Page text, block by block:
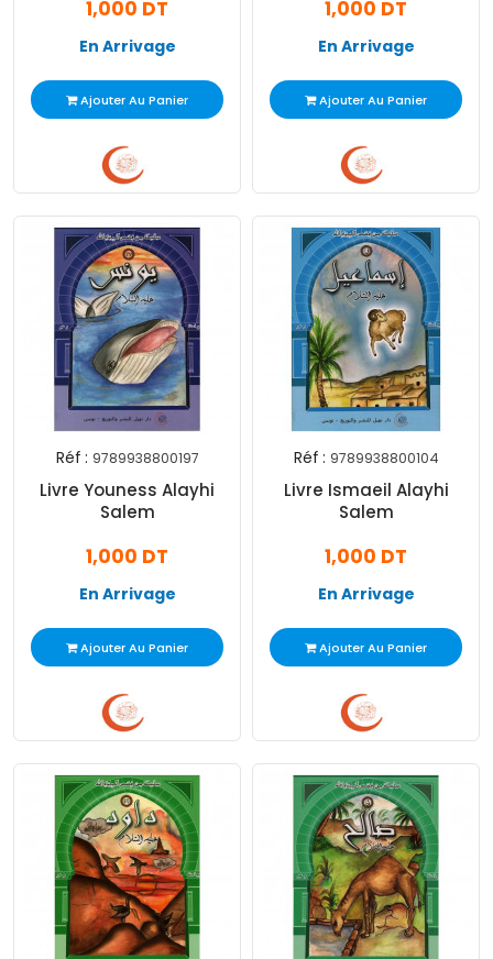
1,000 DT
En Arrivage
Ajouter Au Panier
1,000 DT
En Arrivage
Ajouter Au Panier
Réf : 9789938800197
Livre Youness Alayhi
Salem
1,000 DT
En Arrivage
Ajouter Au Panier
Réf : 9789938800104
Livre Ismaeil Alayhi
Salem
1,000 DT
En Arrivage
Ajouter Au Panier